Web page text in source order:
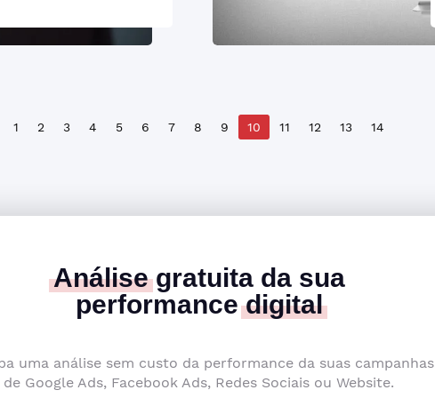
1 2 3 4 5 6 7 8 9 10 11 12 13 14
Análisegratuita da sua
performancedigital
uma análise sem custo da performance da suas campanhas
de Google Ads, Facebook Ads, Redes Sociais ou Website.